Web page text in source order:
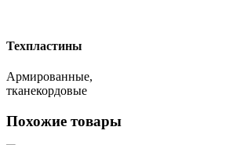
Техпластины
Армированные,
тканекордовые
Похожие товары